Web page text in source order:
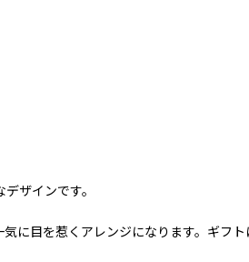
ザインです。
に目を惹くアレンジになります。ギフト